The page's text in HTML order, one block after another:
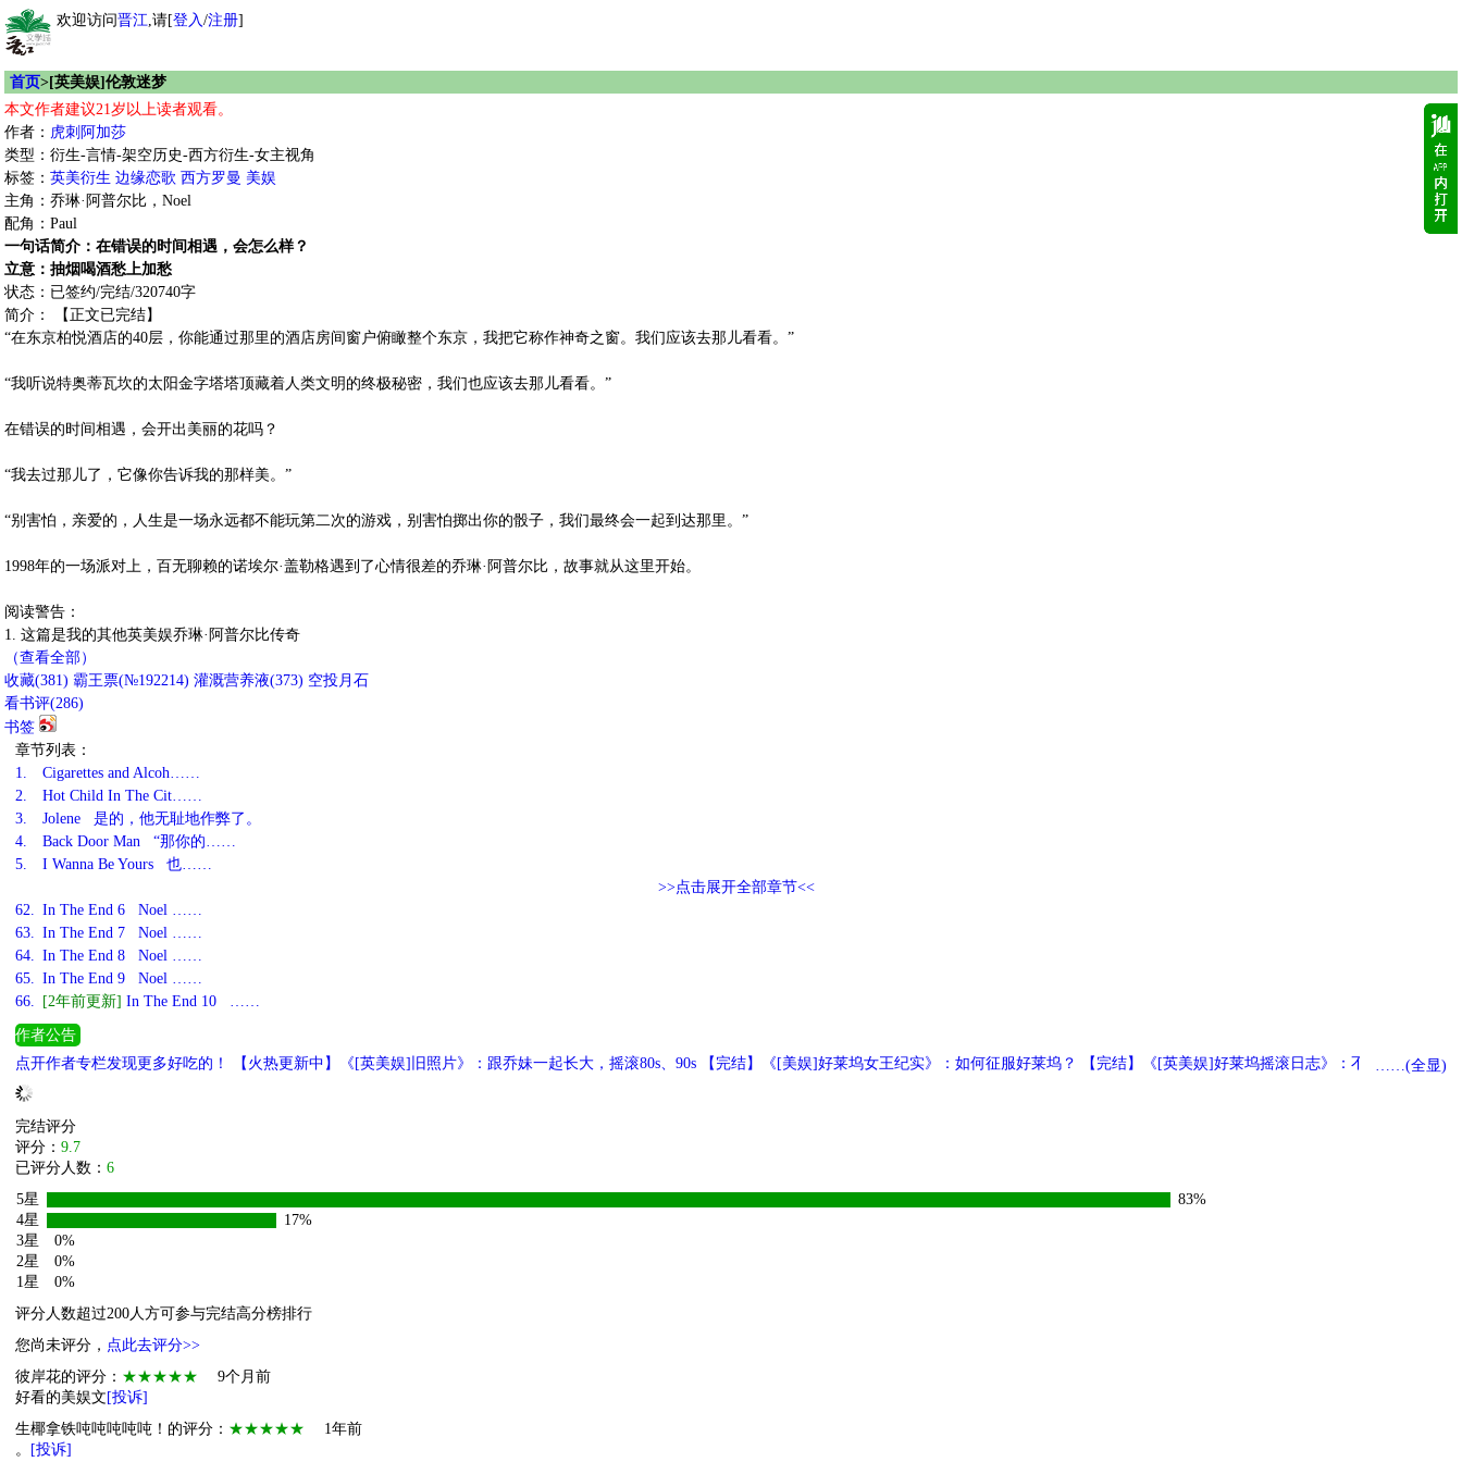
欢迎访问晋江,请[登入/注册]
首页>[英美娱]伦敦迷梦
本文作者建议21岁以上读者观看。
作者： 虎刺阿加莎
类型：衍生-言情-架空历史-西方衍生-女主视角
标签： 英美衍生 边缘恋歌 西方罗曼 美娱
主角：乔琳·阿普尔比，Noel
配角：Paul
一句话简介：在错误的时间相遇，会怎么样？
立意：抽烟喝酒愁上加愁
状态：已签约/完结/320740字
简介： 【正文已完结】
“在东京柏悦酒店的40层，你能通过那里的酒店房间窗户俯瞰整个东京，我把它称作神奇之窗。我们应该去那儿看看。”
“我听说特奥蒂瓦坎的太阳金字塔塔顶藏着人类文明的终极秘密，我们也应该去那儿看看。”
在错误的时间相遇，会开出美丽的花吗？
“我去过那儿了，它像你告诉我的那样美。”
“别害怕，亲爱的，人生是一场永远都不能玩第二次的游戏，别害怕掷出你的骰子，我们最终会一起到达那里。”
1998年的一场派对上，百无聊赖的诺埃尔·盖勒格遇到了心情很差的乔琳·阿普尔比，故事就从这里开始。
阅读警告：
1. 这篇是我的其他英美娱乔琳·阿普尔比传奇
（查看全部）
收藏(381) 霸王票(№192214) 灌溉营养液(373) 空投月石
看书评(286)
书签
章节列表：
1.
Cigarettes and Alcoh……
2.
Hot Child In The Cit……
3.
Jolene 是的，他无耻地作弊了。
4.
Back Door Man “那你的……
5.
I Wanna Be Yours 也……
>>点击展开全部章节<<
62. In The End 6 Noel ……
63. In The End 7 Noel ……
64. In The End 8 Noel ……
65. In The End 9 Noel ……
66.
[2年前更新] In The End 10 ……
作者公告
点开作者专栏发现更多好吃的！ 【火热更新中】《[英美娱]旧照片》：跟乔妹一起长大，摇滚80s、90s 【完结】《[美娱]好莱坞女王纪实》：如何征服好莱坞？ 【完结】《[英美娱]好莱坞摇滚日志》：不拿奥斯卡的
摇滚歌手不是好亿万富翁！ 【完结】《伦敦迷梦》：错误的开始能开出美丽的花吗？ 【预收】《了不起的多萝西》：20世纪初的名侦探多萝西和她的冒险！ 【预收】《[摇滚]一步成名》：得从我放的那把火说起
……(全显)
完结评分
评分： 9.7
已评分人数： 6
5星
83%
4星
17%
3星
0%
2星
0%
1星
0%
评分人数超过200人方可参与完结高分榜排行
您尚未评分， 点此去评分>>
彼岸花的评分： ★★★★★
9个月前
好看的美娱文 [投诉]
生椰拿铁吨吨吨吨吨！的评分： ★★★★★
1年前
。
[投诉]